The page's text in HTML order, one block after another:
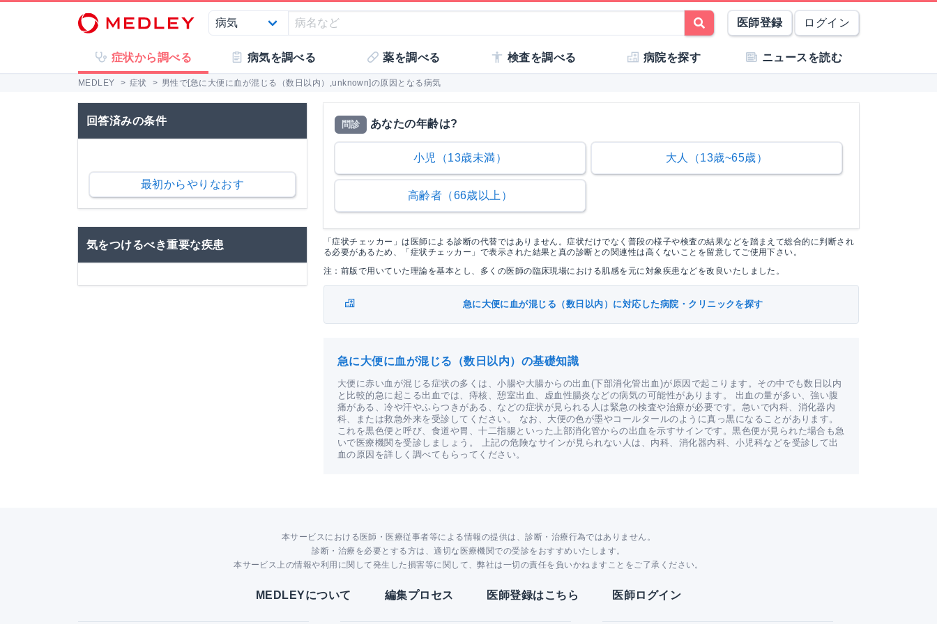
医師登録 ログイン
症状から調べる 病気を調べる 薬を調べる 検査を調べる 病院を探す ニュースを読む
MEDLEY > 症状 > 男性で[急に大便に血が混じる（数日以内）,unknown]の原因となる病気
回答済みの条件
最初からやりなおす
気をつけるべき重要な疾患
問診 あなたの年齢は?
小児（13歳未満） 大人（13歳~65歳）
高齢者（66歳以上）
「症状チェッカー」は医師による診断の代替ではありません。症状だけでなく普段の様子や検査の結果などを踏まえて総合的に判断され
る必要があるため、「症状チェッカー」で表示された結果と真の診断との関連性は高くないことを留意してご使用下さい。
注：前版で用いていた理論を基本とし、多くの医師の臨床現場における肌感を元に対象疾患などを改良いたしました。
急に大便に血が混じる（数日以内）に対応した病院・クリニックを探す
急に大便に血が混じる（数日以内）の基礎知識
大便に赤い血が混じる症状の多くは、小腸や大腸からの出血(下部消化管出血)が原因で起こります。その中でも数日以内
と比較的急に起こる出血では、痔核、憩室出血、虚血性腸炎などの病気の可能性があります。 出血の量が多い、強い腹
痛がある、冷や汗やふらつきがある、などの症状が見られる人は緊急の検査や治療が必要です。急いで内科、消化器内
科、または救急外来を受診してください。 なお、大便の色が墨やコールタールのように真っ黒になることがあります。
これを黒色便と呼び、食道や胃、十二指腸といった上部消化管からの出血を示すサインです。黒色便が見られた場合も急
いで医療機関を受診しましょう。 上記の危険なサインが見られない人は、内科、消化器内科、小児科などを受診して出
血の原因を詳しく調べてもらってください。
本サービスにおける医師・医療従事者等による情報の提供は、診断・治療行為ではありません。
診断・治療を必要とする方は、適切な医療機関での受診をおすすめいたします。
本サービス上の情報や利用に関して発生した損害等に関して、弊社は一切の責任を負いかねますことをご了承ください。
MEDLEYについて 編集プロセス 医師登録はこちら 医師ログイン